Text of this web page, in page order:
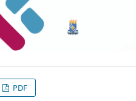
PDF